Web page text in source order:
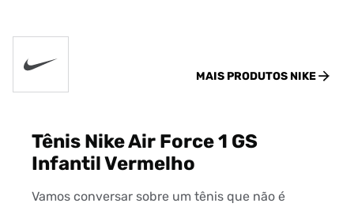
MAIS PRODUTOS NIKE
Tênis Nike Air Force 1 GS
Infantil Vermelho
Vamos conversar sobre um tênis que não é